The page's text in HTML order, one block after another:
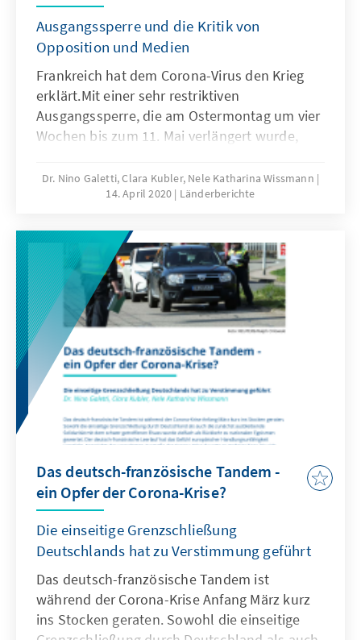
Ausgangssperre und die Kritik von
Opposition und Medien
Frankreich hat dem Corona-Virus den Krieg
erklärt.Mit einer sehr restriktiven
Ausgangssperre, die am Ostermontag um vier
Wochen bis zum 11. Mai verlängert wurde,
Ausbreitung zu verlangsamen. Die politische
Entscheidung für eine erhebliche
sich Staatspräsident Emmanuel Macron auch
angesichts der im März angesetzten
Kommunalwahlen nicht leichtgemacht.
Obwohl gerade im wirtschaftlichen Bereich
großangelegte Hilfspakete geschnürt wurden,
stehen Macron und die Regierung bei
Opposition und Medien zunehmend in der
Kritik. Die Krisenkommunikation der
Entscheidungsträger wird von vielen
Franzosen nicht verstanden. Daneben wird
den Franzosen schmerzhaft bewusst, dass
die Krisenvorsorge unzureichend war und das
französische Gesundheitssystem am Tropf
Ostermontag langfristige Änderungen seiner
Politik angekündigt.
Dr. Nino Galetti, Clara Kubler, Nele Katharina Wissmann
14. April 2020
Länderberichte
Das deutsch-französische Tandem -
ein Opfer der Corona-Krise?
Die einseitige Grenzschließung
Deutschlands hat zu Verstimmung geführt
Das deutsch-französische Tandem ist
während der Corona-Krise Anfang März kurz
ins Stocken geraten. Sowohl die einseitige